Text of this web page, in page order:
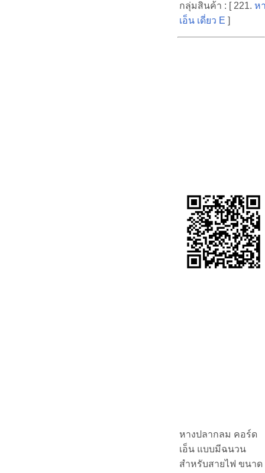
กลุ่มสินค้า : [ 221. ห
เอ็น เดี่ยว E ]
หางปลากลม คอร์ด
เอ็น แบบมีฉนวน
สำหรับสายไฟ ขนาด